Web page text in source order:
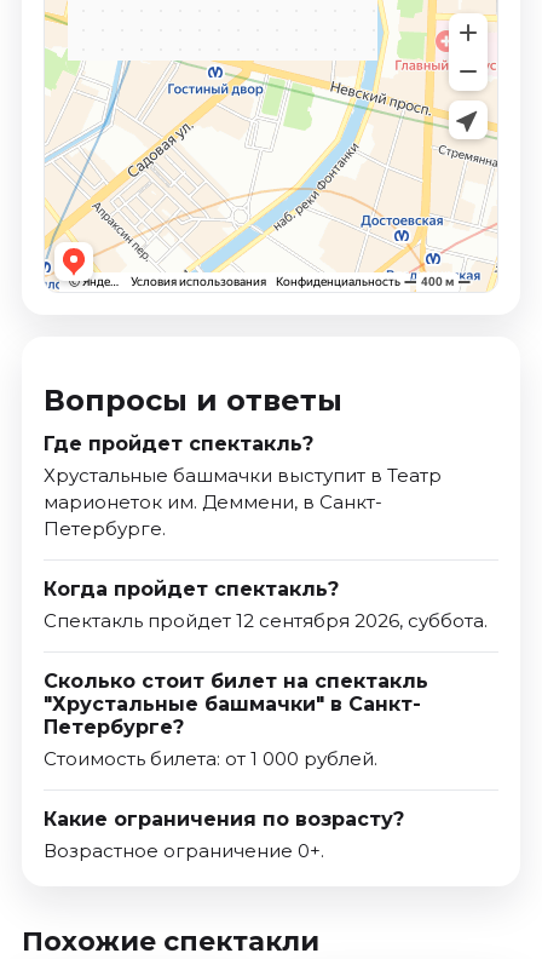
Вопросы и ответы
Где пройдет спектакль?
Хрустальные башмачки выступит в Театр
марионеток им. Деммени, в Санкт-
Петербурге.
Когда пройдет спектакль?
Спектакль пройдет 12 сентября 2026, суббота.
Сколько стоит билет на спектакль
"Хрустальные башмачки" в Санкт-
Петербурге?
Стоимость билета: от 1 000 рублей.
Какие ограничения по возрасту?
Возрастное ограничение 0+.
Похожие спектакли